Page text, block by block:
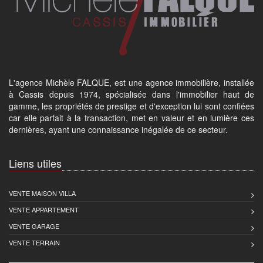
L'agence Michèle FALQUE, est une agence immobilière, installée
à Cassis depuis 1974, spécialisée dans l'immobilier haut de
gamme, les propriétés de prestige et d'exception lui sont confiées
car elle parfait à la transaction, met en valeur et en lumière ces
dernières, ayant une connaissance inégalée de ce secteur.
Liens utiles
VENTE MAISON VILLA
VENTE APPARTEMENT
VENTE GARAGE
VENTE TERRAIN